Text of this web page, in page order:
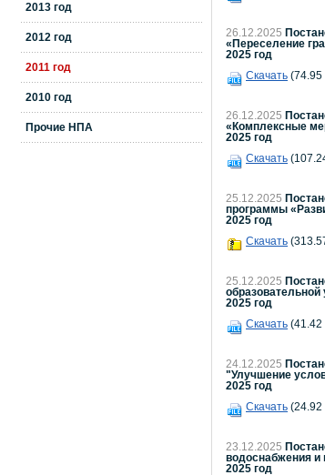
2013 год
2012 год
2011 год
2010 год
Прочие НПА
26.12.2025
«Переселение
2025 год
Скачать (74.95
26.12.2025
«Комплексные
2025 год
Скачать
25.12.2025
программы
2025 год
Скачать
25.12.2025
2025 год
Скачать (41.42
24.12.2025
"Улучшение
2025 год
Скачать (24.92
23.12.2025
водоснабжения и
2025 год